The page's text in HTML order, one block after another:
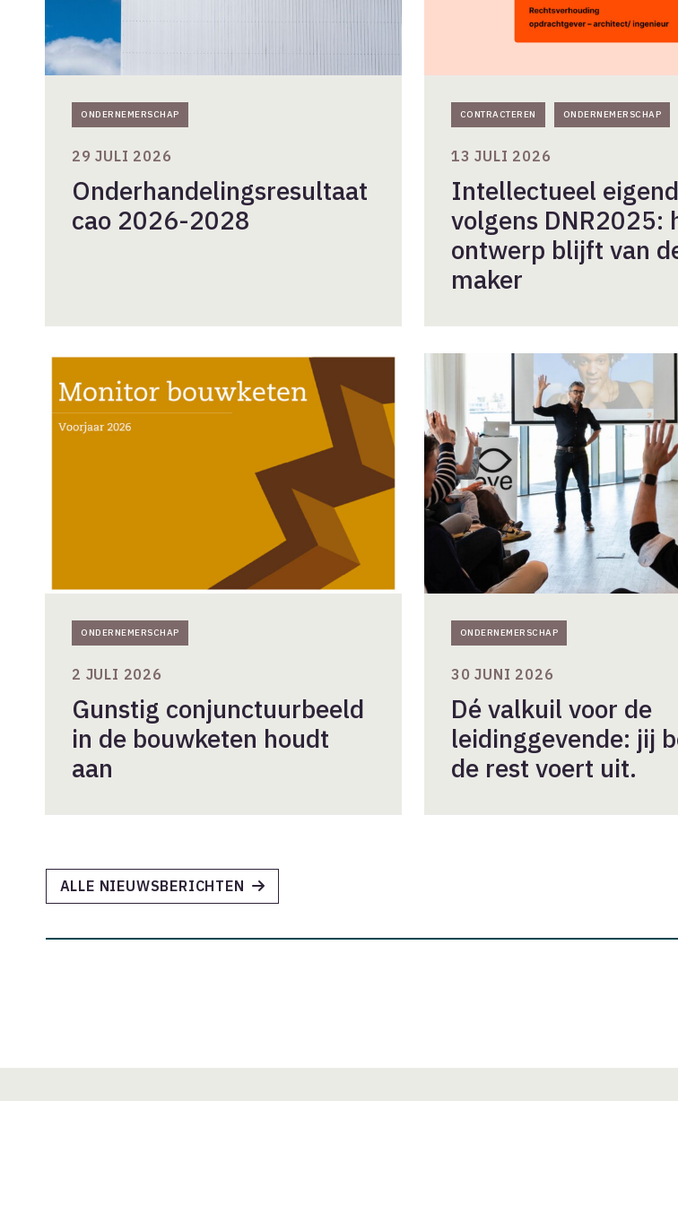
ONDERNEMERSCHAP
Onderhandelingsresultaat
cao 2026-2028
29 JULI 2026
CONTRACTEREN ONDERNEMERSCHAP
Intellectueel
volgens DNR2025:
ontwerp blijft van
maker
13 JULI 2026
ONDERNEMERSCHAP
Gunstig
conjunctuurbeeld
de
Gunstig conjunctuurbeeld
in de bouwketen houdt
aan
2 JULI 2026
ONDERNEMERSCHAP
de
leidinggevende:
jij
beslist,
de
rest
voert
Dé valkuil voor de
leidinggevende: jij
de rest voert uit.
30 JUNI 2026
ALLE NIEUWSBERICHTEN